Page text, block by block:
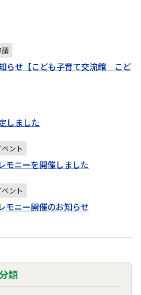
請
らせ【こども子育て交流館 こど
しました
ベント
モニーを開催しました
ベント
モニー開催のお知らせ
類